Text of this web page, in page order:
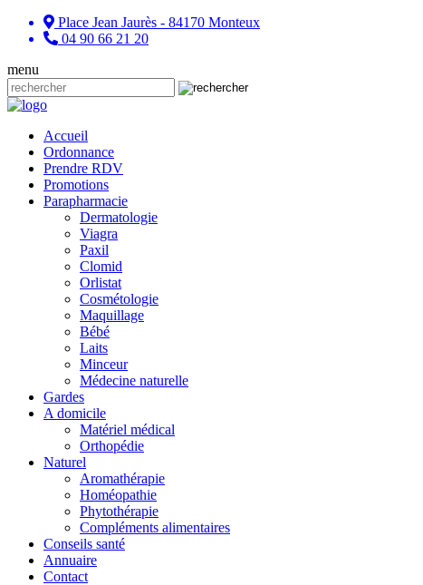
Place Jean Jaurès - 84170 Monteux
04 90 66 21 20
menu
Accueil
Ordonnance
Prendre RDV
Promotions
Parapharmacie
Dermatologie
Viagra
Paxil
Clomid
Orlistat
Cosmétologie
Maquillage
Bébé
Laits
Minceur
Médecine naturelle
Gardes
A domicile
Matériel médical
Orthopédie
Naturel
Aromathérapie
Homéopathie
Phytothérapie
Compléments alimentaires
Conseils santé
Annuaire
Contact